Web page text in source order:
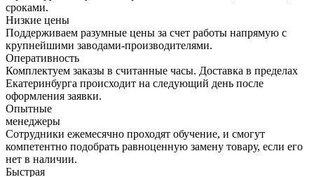
сроками.
Низкие цены
Поддерживаем разумные цены за счет работы напрямую с
крупнейшими заводами-производителями.
Оперативность
Комплектуем заказы в считанные часы. Доставка в пределах
Екатеринбурга происходит на следующий день после
оформления заявки.
Опытные
менеджеры
Сотрудники ежемесячно проходят обучение, и смогут
компетентно подобрать равноценную замену товару, если его
нет в наличии.
Быстрая